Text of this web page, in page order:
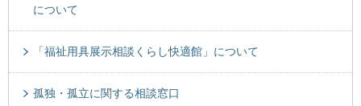
について
「福祉用具展示相談くらし快適館」について
孤独・孤立に関する相談窓口